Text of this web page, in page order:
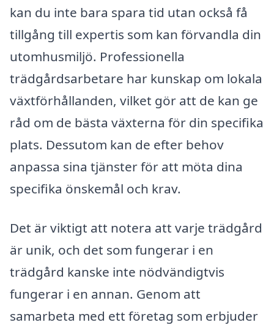
kan du inte bara spara tid utan också få
tillgång till expertis som kan förvandla din
utomhusmiljö. Professionella
trädgårdsarbetare har kunskap om lokala
växtförhållanden, vilket gör att de kan ge
råd om de bästa växterna för din specifika
plats. Dessutom kan de efter behov
anpassa sina tjänster för att möta dina
specifika önskemål och krav.
Det är viktigt att notera att varje trädgård
är unik, och det som fungerar i en
trädgård kanske inte nödvändigtvis
fungerar i en annan. Genom att
samarbeta med ett företag som erbjuder